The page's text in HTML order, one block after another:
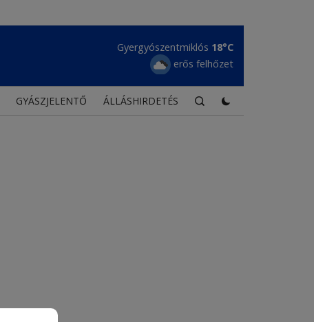
Gyergyószentmiklós 18°C
erős felhőzet
GYÁSZJELENTŐ ÁLLÁSHIRDETÉS